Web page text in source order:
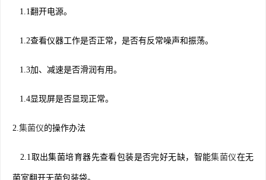
1.1翻开电源。
1.2查看仪器工作是否正常，是否有反常噪声和振荡。
1.3加、减速是否滑润有用。
1.4显现屏是否显现正常。
2. 集菌仪的操作办法
2.1取出集菌培育器先查看包装是否完好无缺，智能集菌仪在无
菌室翻开无菌包装袋。